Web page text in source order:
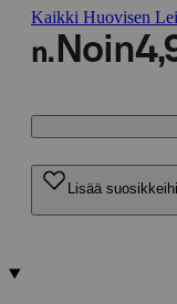
Kaikki Huovisen
n. Noin
Lisää